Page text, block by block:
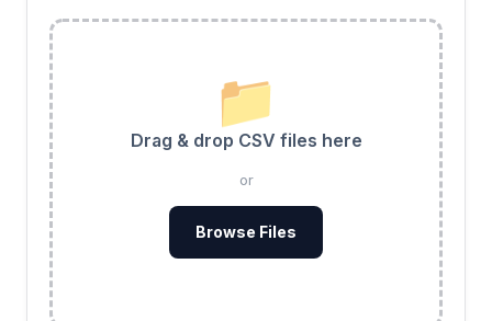
📁
Drag & drop CSV files here
or
Browse Files